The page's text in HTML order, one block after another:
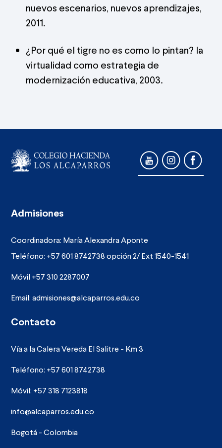
nuevos escenarios, nuevos aprendizajes,
2011.
¿Por qué el tigre no es como lo pintan? la
virtualidad como estrategia de
modernización educativa, 2003.
Admisiones
Coordinadora: María Alexandra Aponte
Teléfono: +57 601 8742738 opción 2/ Ext 1540-1541
Móvil +57 310 2287007
Email:admisiones@alcaparros.edu.co
Contacto
Vía a la Calera Vereda El Salitre - Km 3
Teléfono: +57 601 8742738
Móvil: +57 318 7123818
info@alcaparros.edu.co
Bogotá - Colombia